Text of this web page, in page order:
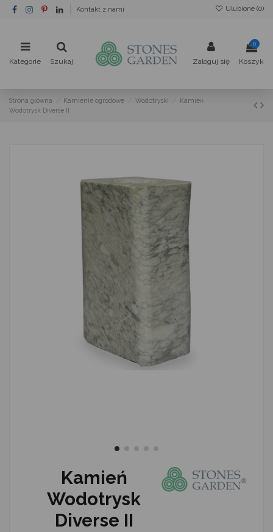
Kontakt z nami Ulubione (0)
Kategorie Szukaj Zaloguj się
0
Koszyk
Strona główna Kamienie ogrodowe Wodotryski
Kamień
Wodotrysk Diverse II
Kamień
Wodotrysk
Diverse II